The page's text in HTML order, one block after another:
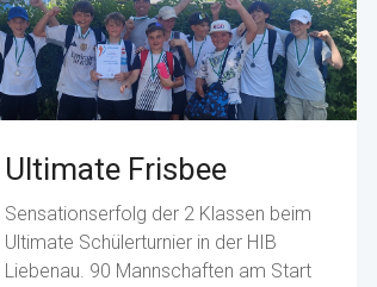
Ultimate Frisbee
Sensationserfolg der 2 Klassen beim
Ultimate Schülerturnier in der HIB
Liebenau. 90 Mannschaften am Start